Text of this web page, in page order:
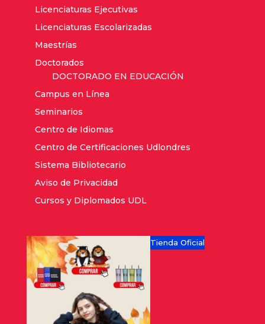
Licenciaturas Ejecutivas
Licenciaturas Escolarizadas
Maestrías
Doctorados
DOCTORADO EN EDUCACIÓN
Campus en Línea
Seminarios
Centro de Idiomas
Centro de Certificaciones Udlondres
Sistema Bibliotecario
Aviso de Privacidad
Cursos y Diplomados UDL
Tienda Oficial